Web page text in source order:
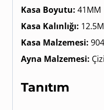
Kasa Boyutu: 41MM
Kasa Kalınlığı:
Kasa Malzemesi:
Ayna Malzemesi:
Tanıtım